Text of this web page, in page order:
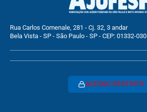
Rua Carlos Comenale, 281 - Cj. 32, 3 andar
Bela Vista - SP - São Paulo - SP - CEP: 01332-030
ACESSO RESTRITO